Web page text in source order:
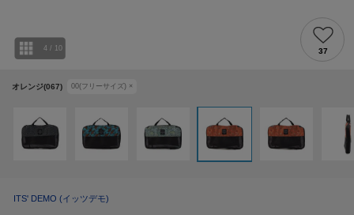
オレンジ(067) 00(フリーサイズ) ×
4 / 10 37
ITS' DEMO (イッツデモ)